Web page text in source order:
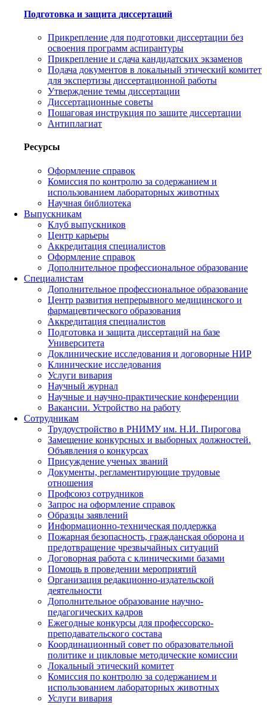
Подготовка и защита диссертаций
Прикрепление для подготовки диссертации без
освоения программ аспирантуры
Прикрепление и сдача кандидатских экзаменов
Подача документов в локальный этический комитет
для экспертизы диссертационной работы
Утверждение темы диссертации
Диссертационные советы
Пошаговая инструкция по защите диссертации
Антиплагиат
Ресурсы
Оформление справок
Комиссия по контролю за содержанием и
использованием лабораторных животных
Научная библиотека
Выпускникам
Клуб выпускников
Центр карьеры
Аккредитация специалистов
Оформление справок
Дополнительное профессиональное образование
Специалистам
Дополнительное профессиональное образование
Центр развития непрерывного медицинского и
фармацевтического образования
Аккредитация специалистов
Подготовка и защита диссертаций на базе
Университета
Доклинические исследования и договорные НИР
Клинические исследования
Услуги вивария
Научный журнал
Научные и научно-практические конференции
Вакансии. Устройство на работу
Сотрудникам
Трудоустройство в РНИМУ им. Н.И. Пирогова
Замещение конкурсных и выборных должностей.
Объявления о конкурсах
Присуждение ученых званий
Документы, регламентирующие трудовые
отношения
Профсоюз сотрудников
Запрос на оформление справок
Образцы заявлений
Информационно-техническая поддержка
Пожарная безопасность, гражданская оборона и
предотвращение чрезвычайных ситуаций
Договорная работа с клиническими базами
Помощь в проведении мероприятий
Организация редакционно-издательской
деятельности
Дополнительное образование научно-
педагогических кадров
Ежегодные конкурсы для профессорско-
преподавательского состава
Координационный совет по образовательной
политике и цикловые методические комиссии
Локальный этический комитет
Комиссия по контролю за содержанием и
использованием лабораторных животных
Услуги вивария